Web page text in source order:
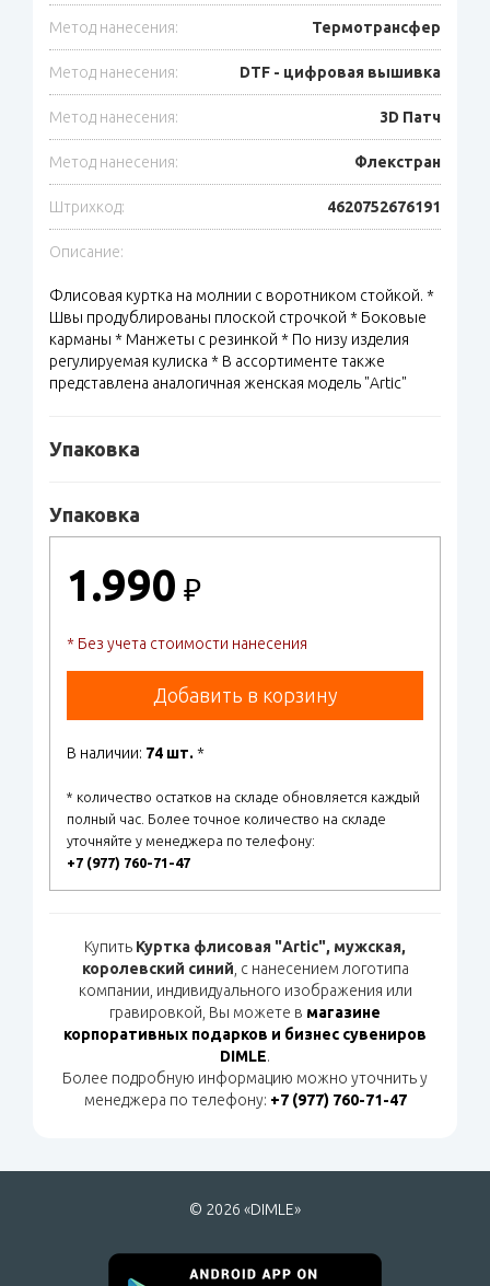
Метод нанесения: Термотрансфер
Метод нанесения: DTF - цифровая вышивка
Метод нанесения: 3D Патч
Метод нанесения: Флекстран
Штрихкод: 4620752676191
Описание:
Флисовая куртка на молнии с воротником стойкой. *
Швы продублированы плоской строчкой * Боковые
карманы * Манжеты с резинкой * По низу изделия
регулируемая кулиска * В ассортименте также
представлена аналогичная женская модель "Artic"
Упаковка
Упаковка
1.990 ₽
* Без учета стоимости нанесения
Добавить в корзину
В наличии: 74 шт. *
* количество остатков на складе обновляется каждый
полный час. Более точное количество на складе
уточняйте у менеджера по телефону:
+7 (977) 760-71-47
Купить Куртка флисовая "Artic", мужская,
королевский синий , с нанесением логотипа
компании, индивидуального изображения или
гравировкой, Вы можете в магазине
корпоративных подарков и бизнес сувениров
DIMLE.
Более подробную информацию можно уточнить у
менеджера по телефону: +7 (977) 760-71-47
© 2026 «DIMLE»